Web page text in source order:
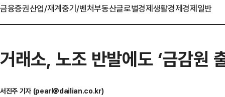
금융증권산업/재계중기/벤처부동산글로벌경제생활경제경제일반
거래소, 노조 반발에도 ‘금감원
서진주 기자 (pearl@dailian.co.kr)